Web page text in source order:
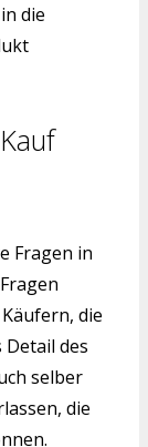
die
Fragen in
die
des
selber
die